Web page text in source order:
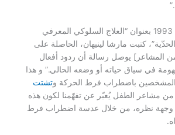
في كتابها الصادر عام 1993 بعنوان “العلاج السلوكي المعرفي
كتبت مارشا لينيهان، الحاصلة على
من المشاعر] يوصل رسالة أن ردود أفعال
في سياق حياته أو وضعه الحالي.” و هذا
المشخصين باضطراب فرط الحركة وتشتت
من مشاعر الطفل يُعبّر عن تفهّمنا لكون هذه
وجهة نظره، من خلال عدسة اضطراب فرط